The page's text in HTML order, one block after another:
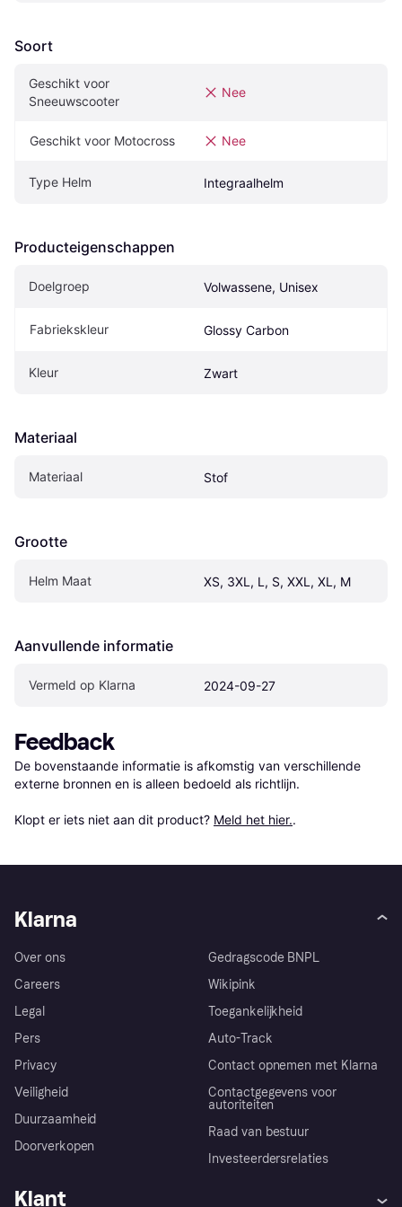
Soort
Geschikt voor
Sneeuwscooter
Nee
Geschikt voor Motocross Nee
Type Helm Integraalhelm
Producteigenschappen
Doelgroep Volwassene, Unisex
Fabriekskleur Glossy Carbon
Kleur Zwart
Materiaal
Materiaal Stof
Grootte
Helm Maat XS, 3XL, L, S, XXL, XL, M
Aanvullende informatie
Vermeld op Klarna 2024-09-27
Feedback
De bovenstaande informatie is afkomstig van verschillende
externe bronnen en is alleen bedoeld als richtlijn.
Klopt er iets niet aan dit product? Meld het hier..
Klarna
Over ons
Careers
Legal
Pers
Privacy
Veiligheid
Duurzaamheid
Doorverkopen
Gedragscode BNPL
Wikipink
Toegankelijkheid
Auto-Track
Contact opnemen met Klarna
Contactgegevens voor
autoriteiten
Raad van bestuur
Investeerdersrelaties
Klant